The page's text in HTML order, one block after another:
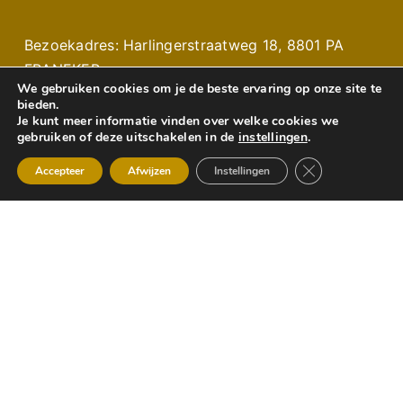
Bezoekadres: Harlingerstraatweg 18, 8801 PA
FRANEKER
Postadres: Postbus 58, 8800 AB FRANEKER
Mobiel: 06 12929006
Email: g.vandijk@waadhoeke.nl
Website: www.monumentenwaadhoeke.nl of
www.stichtingmonumentenwaadhoeke.nl
We gebruiken cookies om je de beste ervaring op onze site te
bieden.
Je kunt meer informatie vinden over welke cookies we
gebruiken of deze uitschakelen in de instellingen.
Accepteer Afwijzen Instellingen Sluit AVG/